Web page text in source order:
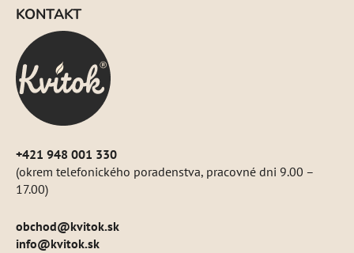
KONTAKT
+421 948 001 330
(okrem telefonického poradenstva, pracovné dni 9.00 –
17.00)
obchod@kvitok.sk
info@kvitok.sk